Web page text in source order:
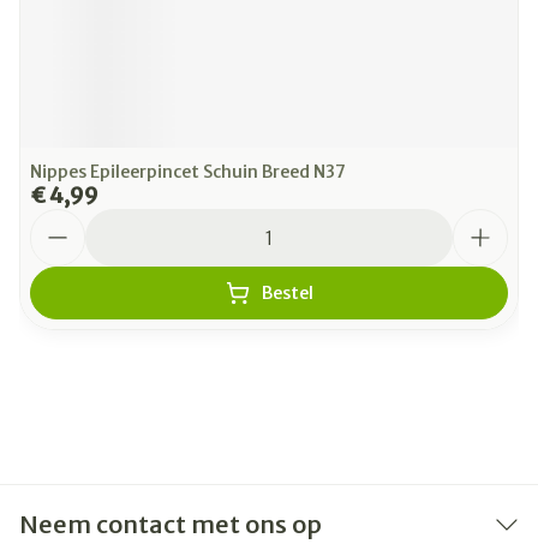
Nippes Epileerpincet Schuin Breed N37
€ 4,99
Bestel
Neem contact met ons op